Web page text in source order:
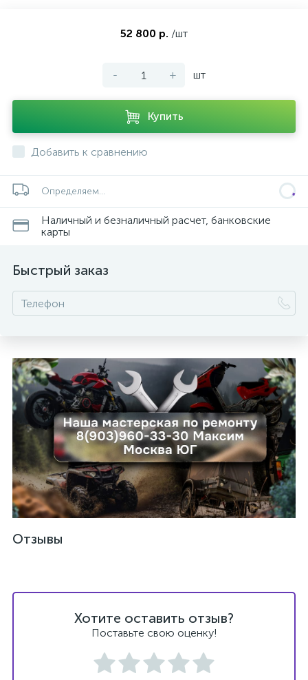
52 800 р. /шт
- + шт
Купить
Добавить к сравнению
Определяем...
Наличный и безналичный расчет, банковские
карты
Быстрый заказ
Отзывы
Хотите оставить отзыв?
Поставьте свою оценку!